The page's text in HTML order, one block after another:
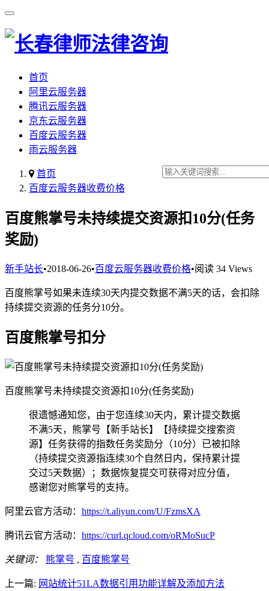
首页
阿里云服务器
腾讯云服务器
京东云服务器
百度云服务器
雨云服务器
首页
百度云服务器收费价格
百度熊掌号未持续提交资源扣10分(任务
奖励)
新手站长•2018-06-26•百度云服务器收费价格•阅读 34 Views
百度熊掌号如果未连续30天内提交数据不满5天的话，会扣除
持续提交资源的任务分10分。
百度熊掌号扣分
百度熊掌号未持续提交资源扣10分(任务奖励)
很遗憾通知您，由于您连续30天内，累计提交数据
不满5天，熊掌号【新手站长】【持续提交搜索资
源】任务获得的指数任务奖励分（10分）已被扣除
（持续提交资源指连续30个自然日内，保持累计提
交过5天数据）；数据恢复提交可获得对应分值，
感谢您对熊掌号的支持。
阿里云官方活动： https://t.aliyun.com/U/FzmsXA
腾讯云官方活动： https://curl.qcloud.com/oRMoSucP
关键词： 熊掌号 , 百度熊掌号
上一篇: 网站统计51LA数据引用功能详解及添加方法